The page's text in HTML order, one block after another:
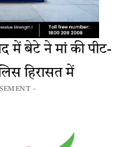
में बेटे ने मां की पीट-
हिरासत में
-